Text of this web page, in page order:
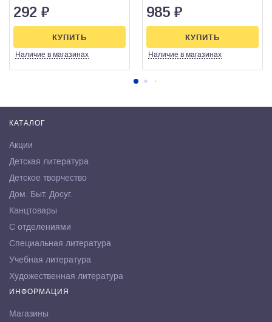
292 ₽
Наличие в магазинах
КУПИТЬ
985 ₽
Наличие в магазинах
КУПИТЬ
КАТАЛОГ
Акции
Детская литература
Детское творчество
Дом. Быт. Досуг.
Канцтовары
С отделениями
Специальная литература
Учебная литература
Художественная литература
ИНФОРМАЦИЯ
Магазины